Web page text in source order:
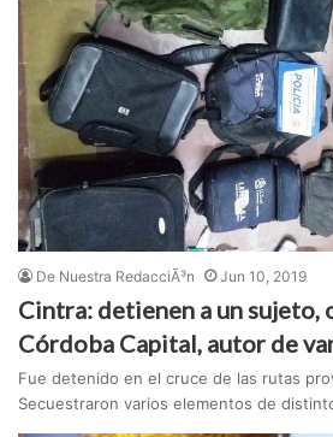
De Nuestra RedacciÃ³n Jun 10, 2019
Cintra: detienen a un sujeto,
Córdoba Capital, autor de
Fue detenido en el cruce de las rutas
Secuestraron varios elementos de